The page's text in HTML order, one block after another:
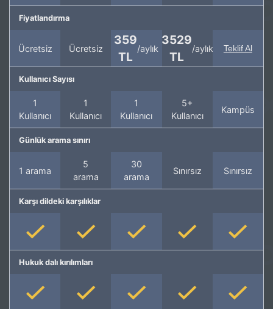
Fiyatlandırma
Ücretsiz Ücretsiz
359
TL
/aylık
3529
TL
/aylık Teklif Al
Kullanıcı Sayısı
1
Kullanıcı
1
Kullanıcı
1
Kullanıcı
5+
Kullanıcı
Kampüs
Günlük arama sınırı
1 arama
5
arama
30
arama
Sınırsız Sınırsız
Karşı dildeki karşılıklar
Hukuk dalı kırılımları